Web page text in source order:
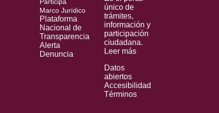
Participa
Marco Jurídico
Plataforma
Nacional de
Transparencia
Alerta
Denuncia
único de
trámites,
información y
participación
ciudadana.
Leer más
Datos
abiertos
Accesibilidad
Términos